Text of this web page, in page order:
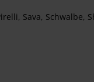
Sava, Schwalbe,